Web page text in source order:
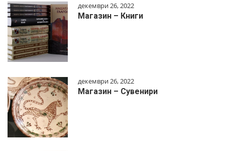
декември 26, 2022
Магазин – Книги
декември 26, 2022
Магазин – Сувенири